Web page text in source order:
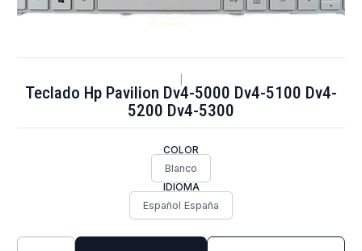
Teclado Hp Pavilion Dv4-5000 Dv4-5100 Dv4-
5200 Dv4-5300
COLOR
Blanco
IDIOMA
Español España